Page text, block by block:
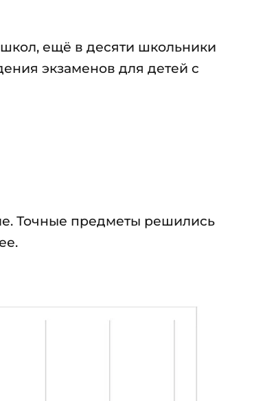
ещё в десяти школьники
экзаменов для детей с
Точные предметы решились